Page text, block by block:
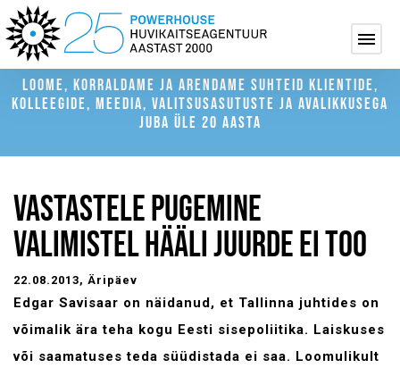
LOOME, KORRALDAME JA ARENDAME SUHTEID KLIENTIDE,
KOLLEEGIDE, MEEDIA, VALITSUSASUTUSTE JA AVALIKKUSEGA
JUBA ÜLE 20 AASTA
VASTASTELE PUGEMINE
VALIMISTEL HÄÄLI JUURDE EI TOO
22.08.2013, Äripäev
Edgar Savisaar on näidanud, et Tallinna juhtides on
võimalik ära teha kogu Eesti sisepoliitika. Laiskuses
või saamatuses teda süüdistada ei saa. Loomulikult